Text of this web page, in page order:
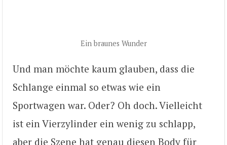
Ein braunes Wunder
Und man möchte kaum glauben, dass die
Schlange einmal so etwas wie ein
Sportwagen war. Oder? Oh doch. Vielleicht
ist ein Vierzylinder ein wenig zu schlapp,
aber die Szene hat genau diesen Body für